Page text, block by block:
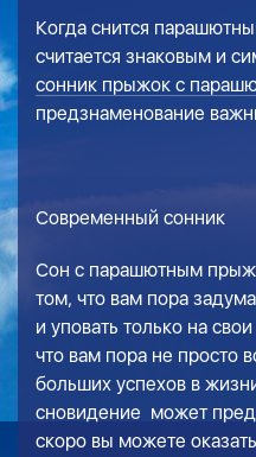
Когда снится
считается знаковым и
сонник прыжок с
предзнаменование
Современный сонник
Сон с парашютным
том, что вам пора
и уповать только на
что вам пора не просто
больших успехов в
сновидение может
скоро вы можете